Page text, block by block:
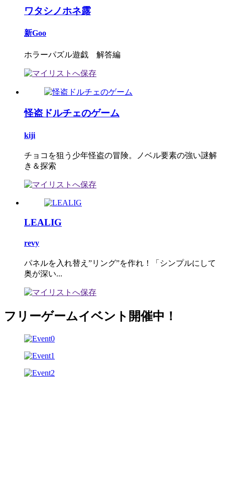
ワタシノホネ露
新Goo
ホラーパズル遊戯 解答編
怪盗ドルチェのゲーム
kiji
チョコを狙う少年怪盗の冒険。ノベル要素の強い謎解
き＆探索
LEALIG
revy
パネルを入れ替え”リング”を作れ！「シンプルにして
奥が深い...
フリーゲームイベント開催中！